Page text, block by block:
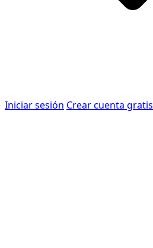
Iniciar sesión Crear cuenta gratis